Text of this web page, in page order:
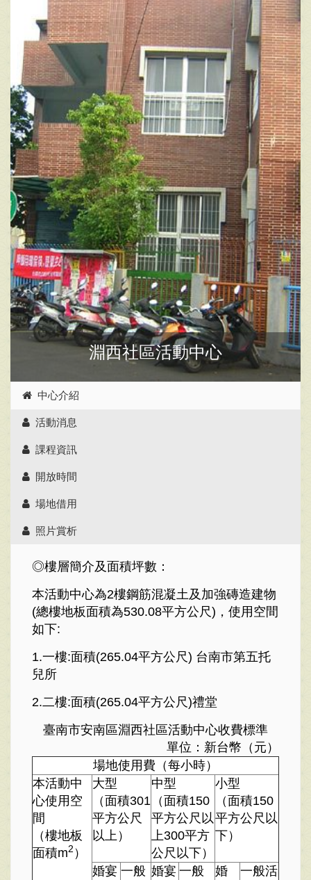
淵西社區活動中心
中心介紹
活動消息
課程資訊
開放時間
場地借用
照片賞析
◎樓層簡介及面積坪數：
本活動中心為2樓鋼筋混凝土及加強磚造建物
(總樓地板面積為530.08平方公尺)，使用空間
如下:
1.一樓:面積(265.04平方公尺) 台南市第五托
兒所
2.二樓:面積(265.04平方公尺)禮堂
臺南市安南區淵西社區活動中心收費標準
單位：新台幣（元）
場地使用費（每小時）
本活動中
心使用空
間
（樓地板
面積m2 ）
大型
（面積301
平方公尺
以上）
中型
（面積150
平方公尺以
上300平方
公尺以下）
小型
（面積150
平方公尺以
下）
婚宴 一般 婚宴 一般 婚 一般活